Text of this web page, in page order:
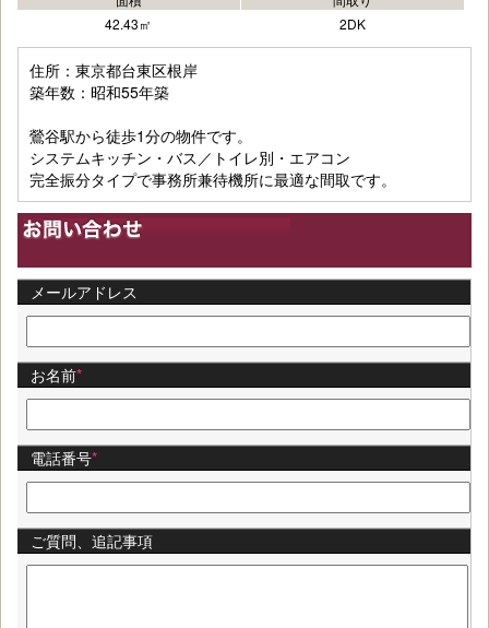
42.43㎡
2DK
住所：東京都台東区根岸
築年数：昭和55年築
鶯谷駅から徒歩1分の物件です。
システムキッチン・バス／トイレ別・エアコン
完全振分タイプで事務所兼待機所に最適な間取です。
メールアドレス
お名前*
電話番号*
ご質問、追記事項